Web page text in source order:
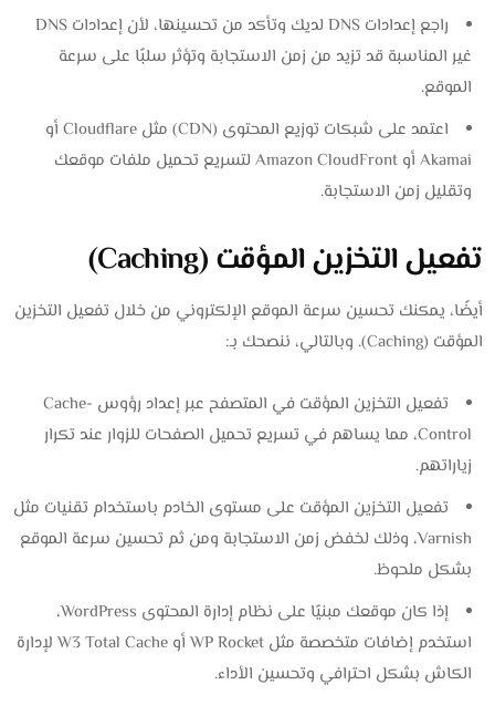
راجع إعدادات DNS لديك وتأكد من تحسينها، لأن إعدادات DNS
غير المناسبة قد تزيد من زمن الاستجابة وتؤثر سلبًا على سرعة
الموقع.
اعتمد على شبكات توزيع المحتوى (CDN) مثل Cloudflare أو
Akamai أو Amazon CloudFront لتسريع تحميل ملفات موقعك
وتقليل زمن الاستجابة.
تفعيل التخزين المؤقت (Caching)
أيضًا، يمكنك تحسين سرعة الموقع الإلكتروني من خلال تفعيل التخزين
المؤقت (Caching). وبالتالي، ننصحك بـ:
تفعيل التخزين المؤقت في المتصفح عبر إعداد رؤوس Cache-
Control، مما يساهم في تسريع تحميل الصفحات للزوار عند تكرار
زياراتهم.
تفعيل التخزين المؤقت على مستوى الخادم باستخدام تقنيات مثل
Varnish، وذلك لخفض زمن الاستجابة ومن ثم تحسين سرعة الموقع
بشكل ملحوظ.
إذا كان موقعك مبنيًا على نظام إدارة المحتوى WordPress،
استخدم إضافات متخصصة مثل WP Rocket أو W3 Total Cache لإدارة
الكاش بشكل احترافي وتحسين الأداء.